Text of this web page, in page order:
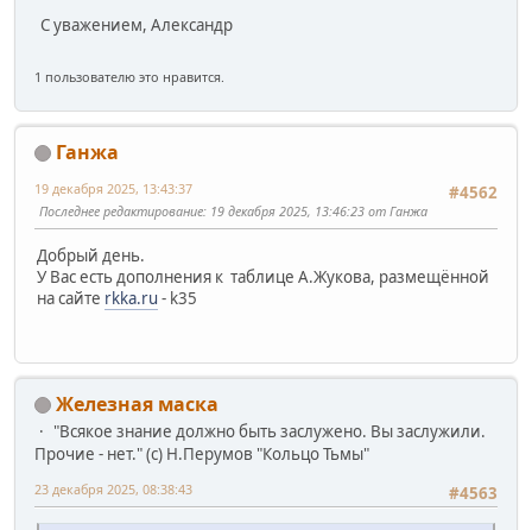
С уважением, Александр
1 пользователю это нравится.
Ганжа
#4562
19 декабря 2025, 13:43:37
Последнее редактирование: 19 декабря 2025, 13:46:23 от Ганжа
Добрый день.
У Вас есть дополнения к таблице А.Жукова, размещённой
на сайте rkka.ru - k35
Железная маска
"Всякое знание должно быть заслужено. Вы заслужили.
Прочие - нет." (с) Н.Перумов "Кольцо Тьмы"
#4563
23 декабря 2025, 08:38:43